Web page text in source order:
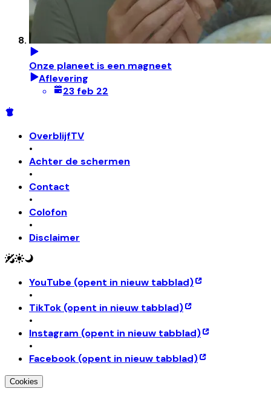
Onze planeet is een magneet
Aflevering
23 feb 22
OverblijfTV
•
Achter de schermen
•
Contact
•
Colofon
•
Disclaimer
YouTube (opent in nieuw tabblad)
•
TikTok (opent in nieuw tabblad)
•
Instagram (opent in nieuw tabblad)
•
Facebook (opent in nieuw tabblad)
Cookies